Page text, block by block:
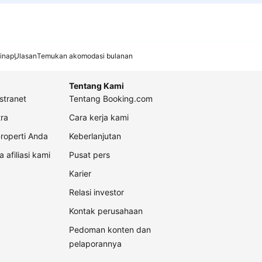
UlasanTemukan akomodasi bulanan
Anda
afiliasi kami
Tentang Kami
Tentang Booking.com
Cara kerja kami
Keberlanjutan
Pusat pers
Karier
Relasi investor
Kontak perusahaan
Pedoman konten dan
pelaporannya